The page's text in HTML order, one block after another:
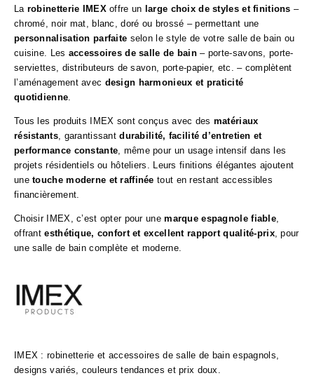
La robinetterie IMEXoffre un large choix de styles et finitions –
chromé, noir mat, blanc, doré ou brossé – permettant une
personnalisation parfaite selon le style de votre salle de bain ou
cuisine. Les accessoires de salle de bain – porte-savons, porte-
serviettes, distributeurs de savon, porte-papier, etc. – complètent
l’aménagement avec design harmonieux et praticité
quotidienne.
Tous les produits IMEX sont conçus avec des matériaux
résistants, garantissantdurabilité, facilité d’entretien et
performance constante, même pour un usage intensif dans les
projets résidentiels ou hôteliers. Leurs finitions élégantes ajoutent
unetouche moderne et raffinée tout en restant accessibles
financièrement.
Choisir IMEX, c’est opter pour unemarque espagnole fiable,
offrantesthétique, confort et excellent rapport qualité-prix, pour
une salle de bain complète et moderne.
IMEX : robinetterie et accessoires de salle de bain espagnols,
designs variés, couleurs tendances et prix doux.